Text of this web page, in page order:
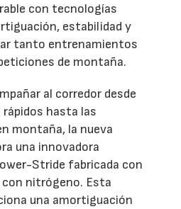
con tecnologías
estabilidad y
tanto entrenamientos
de montaña.
al corredor desde
hasta las
montaña, la nueva
una innovadora
Stride fabricada con
nitrógeno. Esta
una amortiguación